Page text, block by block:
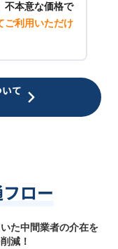
不本意な価格で
ご利用いただけ
て
ロー
た中間業者の介在を
減！